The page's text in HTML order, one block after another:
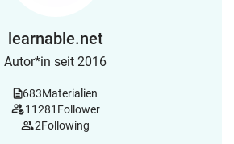
learnable.net
Autor*in seit 2016
683Materialien
11281 Follower
2Following